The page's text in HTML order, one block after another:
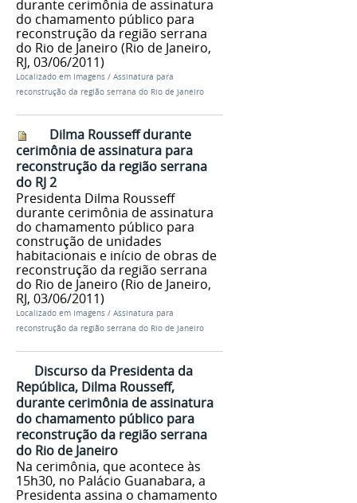
durante cerimônia de assinatura
do chamamento público para
reconstrução da região serrana
do Rio de Janeiro (Rio de Janeiro,
RJ, 03/06/2011)
Localizado em Imagens / Assinatura para
reconstrução da região serrana do Rio de Janeiro
Dilma Rousseff durante
cerimônia de assinatura para
reconstrução da região serrana
do RJ 2
Presidenta Dilma Rousseff
durante cerimônia de assinatura
do chamamento público para
construção de unidades
habitacionais e início de obras de
reconstrução da região serrana
do Rio de Janeiro (Rio de Janeiro,
RJ, 03/06/2011)
Localizado em Imagens / Assinatura para
reconstrução da região serrana do Rio de Janeiro
Discurso da Presidenta da
República, Dilma Rousseff,
durante cerimônia de assinatura
do chamamento público para
reconstrução da região serrana
do Rio de Janeiro
Na cerimônia, que acontece às
15h30, no Palácio Guanabara, a
Presidenta assina o chamamento